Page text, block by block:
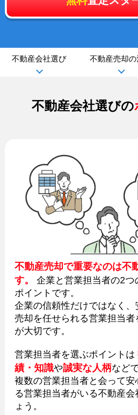
不動産会社選び 不動産売却
不動産会社選びの
不動産売却で重要なのは不
す。
企業と営業担当者の2つ
ポイントです。
企業の信頼性だけではなく、
売却を任せられる営業担当者
が大切です。
営業担当者を選ぶポイントは
績・知識や誠実な人柄など
複数の営業担当者と会って
る営業担当者がいる不動産会
ょう。